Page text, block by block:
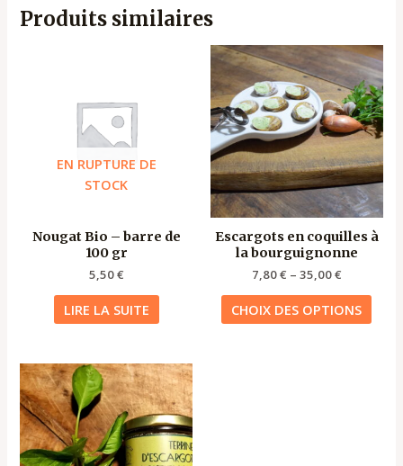
Produits similaires
EN RUPTURE DE
STOCK
Nougat Bio – barre de
100 gr
5,50€
LIRE LA SUITE
Escargots en coquilles à
la bourguignonne
7,80€ – 35,00€
CHOIX DES OPTIONS
Ce
a
Les
être
page
du
Ce
produit
a
plusieurs
variations.